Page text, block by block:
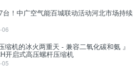
台！中广空气能百城联动活动河北市场持续
06
缩机的冰火两重天 - 兼容二氧化碳和氨 』
开启式高压螺杆压缩机
05